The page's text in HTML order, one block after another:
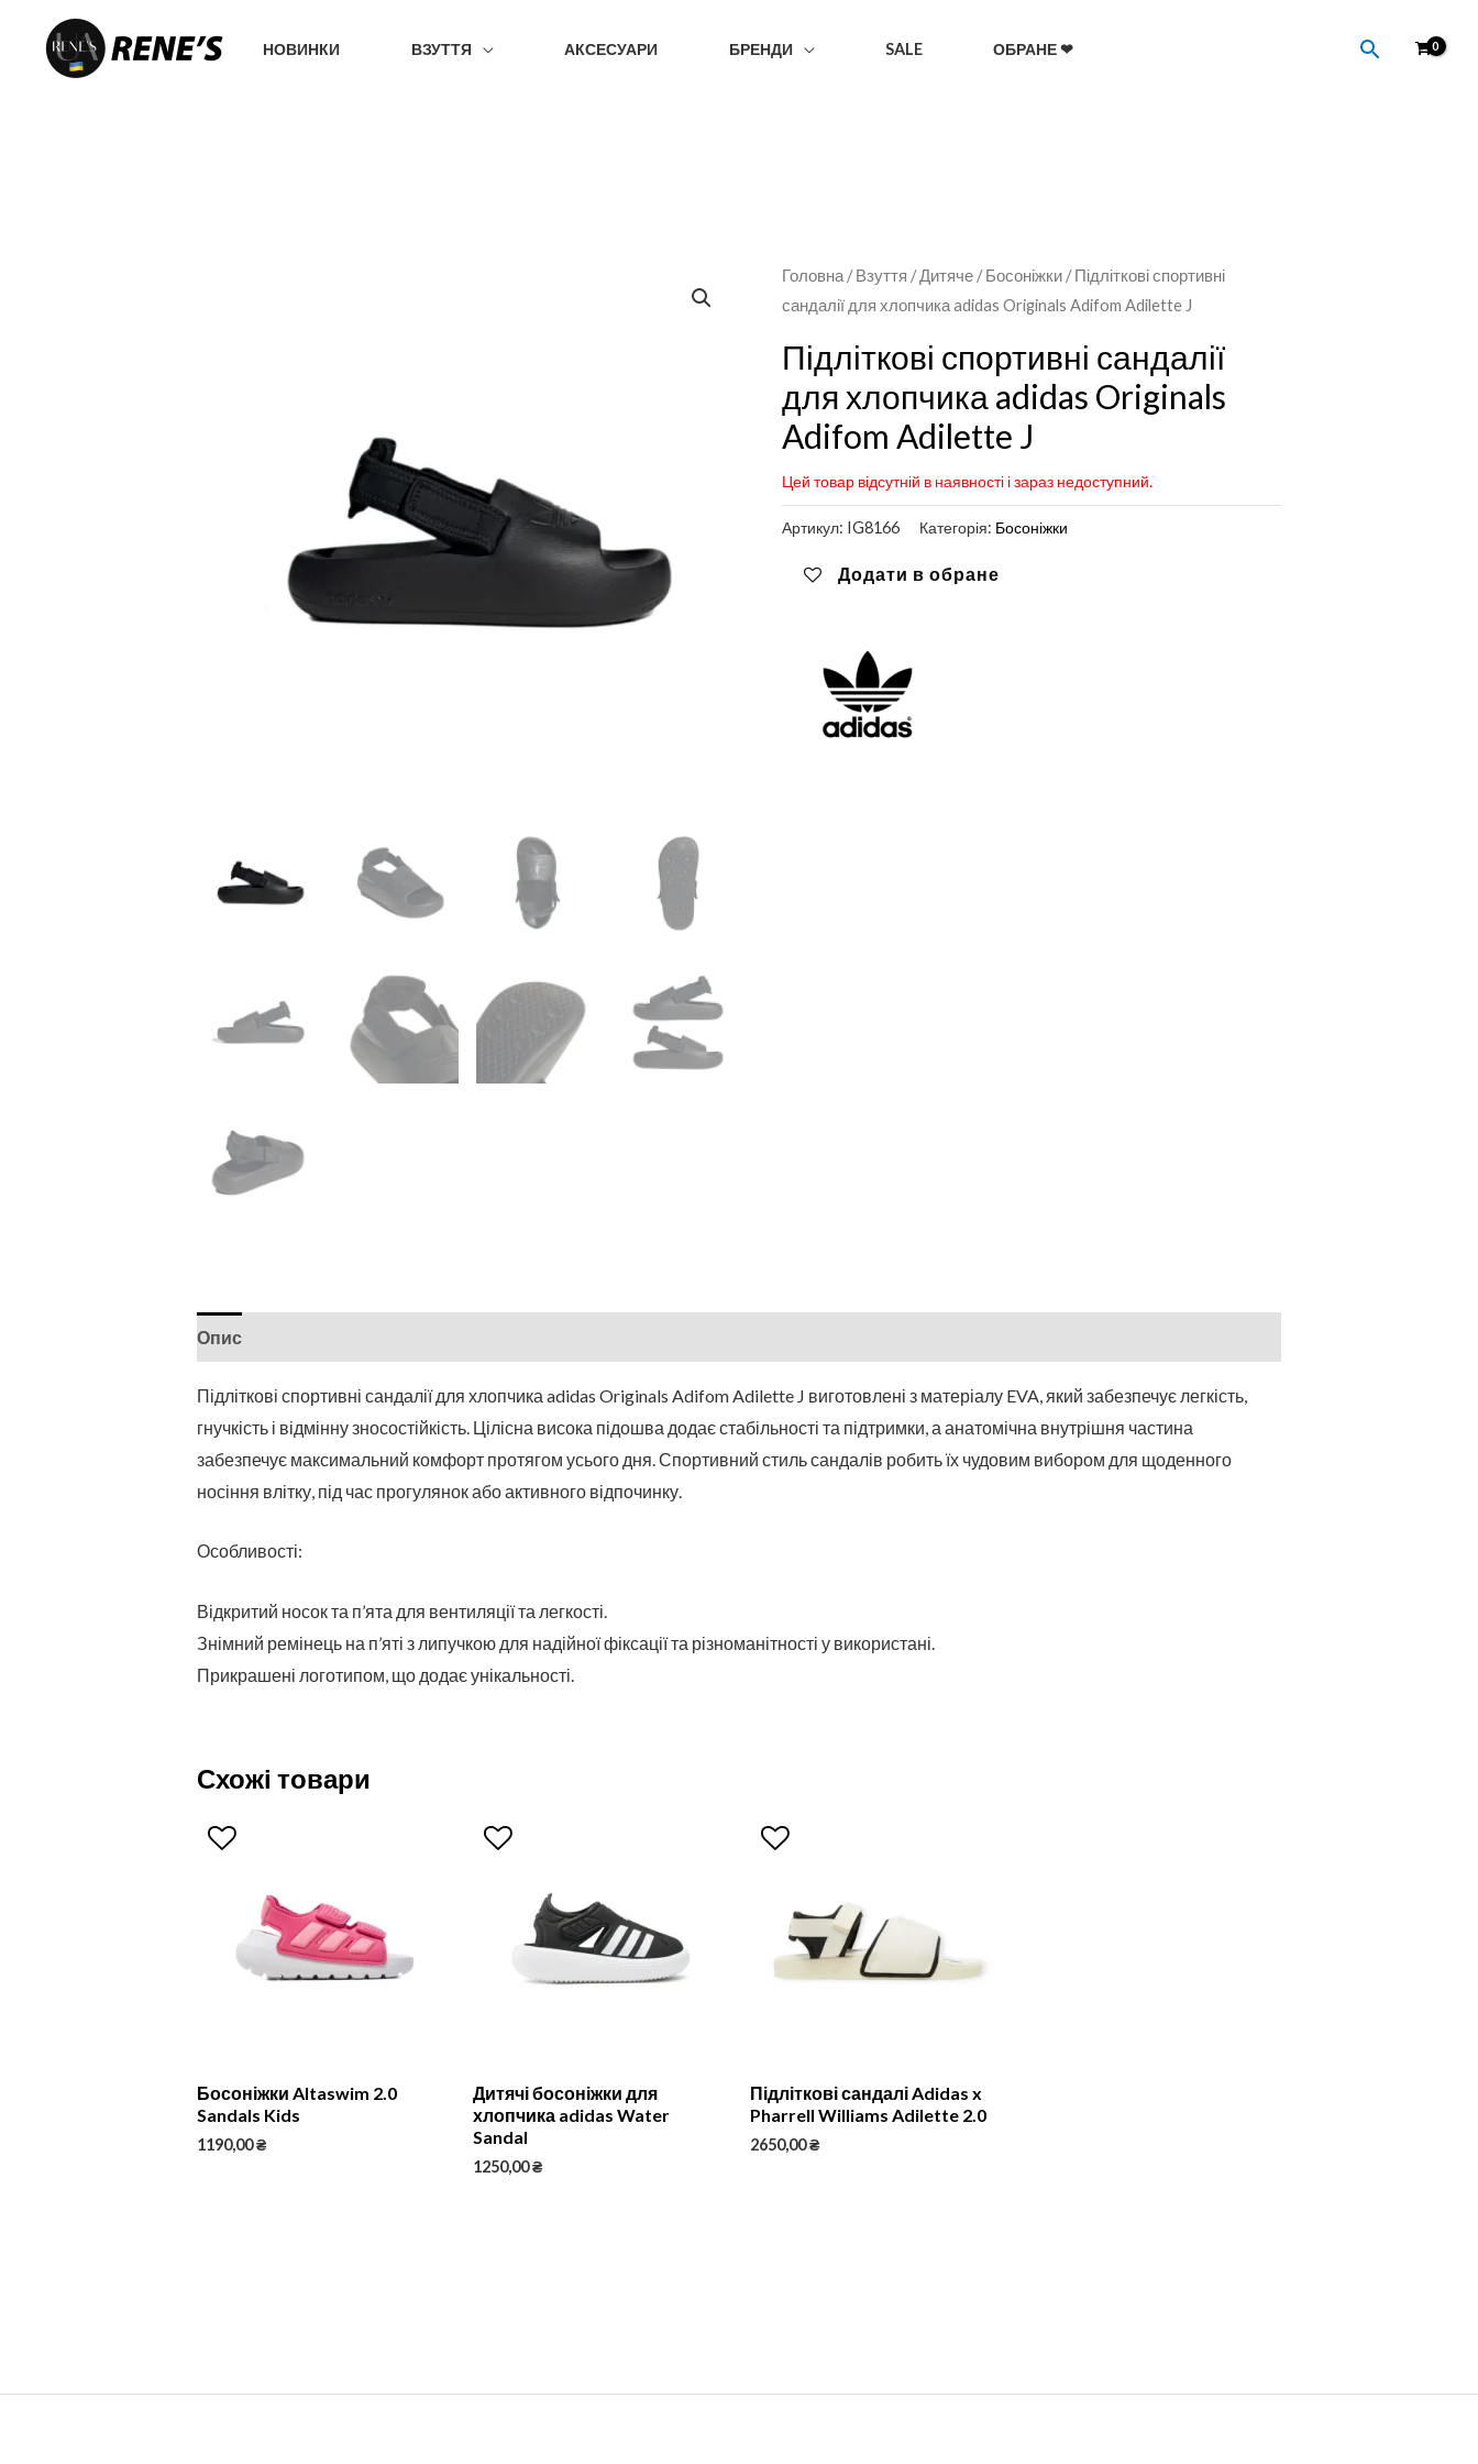
Перейти
НОВИНКИ ВЗУТТЯ АКСЕСУАРИ БРЕНДИ SALE ОБРАНЕ ❤ Пошук
Головна /Взуття /Дитяче /Босоніжки / Підліткові спортивні
сандалії для хлопчика adidas Originals Adifom Adilette J
Підліткові спортивні сандалії
для хлопчика adidas Originals
Adifom Adilette J
Цей товар відсутній в наявності і зараз недоступний.
Артикул: IG8166 Категорія: Босоніжки
Додати в обране
Опис
Підліткові спортивні сандалії для хлопчика adidas Originals Adifom Adilette J виготовлені з матеріалу EVA, який забезпечує легкість,
гнучкість і відмінну зносостійкість. Цілісна висока підошва додає стабільності та підтримки, а анатомічна внутрішня частина
забезпечує максимальний комфорт протягом усього дня. Спортивний стиль сандалів робить їх чудовим вибором для щоденного
носіння влітку, під час прогулянок або активного відпочинку.
Особливості:
Відкритий носок та п’ята для вентиляції та легкості.
Знімний ремінець на п’яті з липучкою для надійної фіксації та різноманітності у використані.
Прикрашені логотипом, що додає унікальності.
Схожі товари
Босоніжки Altaswim 2.0
Sandals Kids
1190,00₴
Дитячі босоніжки для
хлопчика adidas Water
Sandal
1250,00₴
Підліткові сандалі Adidas x
Pharrell Williams Adilette 2.0
2650,00₴